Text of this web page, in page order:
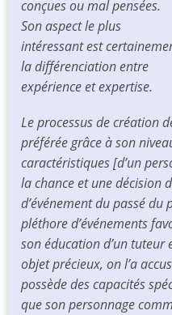
conçues ou mal pensées.
Son aspect le plus
intéressant est
la différenciation entre
expérience et expertise.
Le processus de création
préférée grâce à son
caractéristiques [d’un
la chance et une décision
d’événement du passé
pléthore d’événements
son éducation d’un
objet précieux, on l’a
possède des capacités
que son personnage